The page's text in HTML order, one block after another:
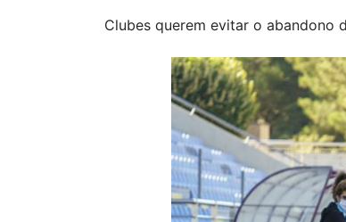
Clubes querem evitar o abandono